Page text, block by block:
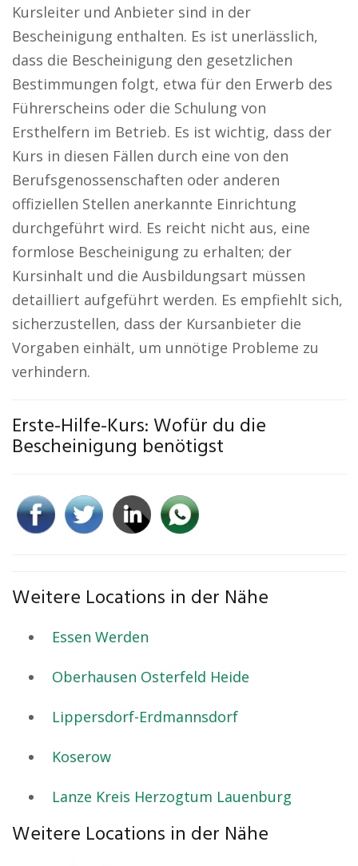
Kursleiter und Anbieter sind in der
Bescheinigung enthalten. Es ist unerlässlich,
dass die Bescheinigung den gesetzlichen
Bestimmungen folgt, etwa für den Erwerb des
Führerscheins oder die Schulung von
Ersthelfern im Betrieb. Es ist wichtig, dass der
Kurs in diesen Fällen durch eine von den
Berufsgenossenschaften oder anderen
offiziellen Stellen anerkannte Einrichtung
durchgeführt wird. Es reicht nicht aus, eine
formlose Bescheinigung zu erhalten; der
Kursinhalt und die Ausbildungsart müssen
detailliert aufgeführt werden. Es empfiehlt sich,
sicherzustellen, dass der Kursanbieter die
Vorgaben einhält, um unnötige Probleme zu
verhindern.
Erste-Hilfe-Kurs: Wofür du die
Bescheinigung benötigst
Weitere Locations in der Nähe
Essen Werden
Oberhausen Osterfeld Heide
Lippersdorf-Erdmannsdorf
Koserow
Lanze Kreis Herzogtum Lauenburg
Weitere Locations in der Nähe